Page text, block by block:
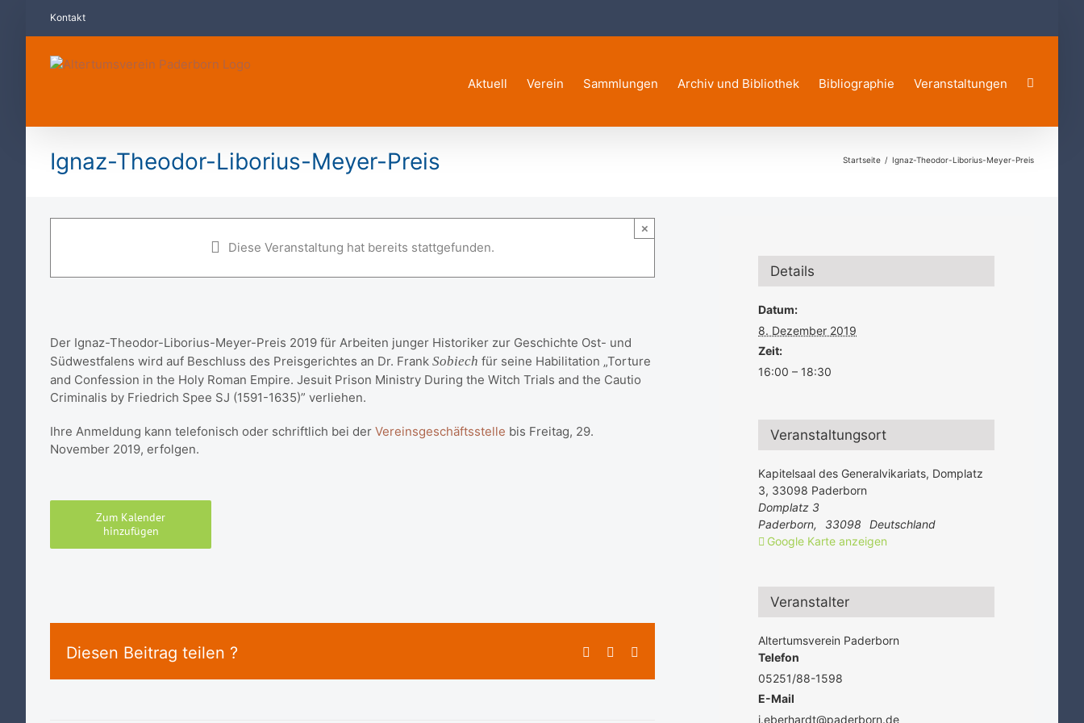
Kontakt
Aktuell Verein Sammlungen Archiv und Bibliothek Bibliographie Veranstaltungen
Ignaz-Theodor-Liborius-Meyer-Preis Startseite Ignaz-Theodor-Liborius-Meyer-Preis
Diese Veranstaltung hat bereits stattgefunden.
×
Ignaz-Theodor-Liborius-Meyer-Preis
8. Dezember 2019 ·16:00–18:30
Der Ignaz-Theodor-Liborius-Meyer-Preis 2019 für Arbeiten junger Historiker zur Geschichte Ost- und
Südwestfalens wird auf Beschluss des Preisgerichtes an Dr. Frank Sobiech für seine Habilitation „Torture
and Confession in the Holy Roman Empire. Jesuit Prison Ministry During the Witch Trials and the Cautio
Criminalis by Friedrich Spee SJ (1591-1635)” verliehen.
Ihre Anmeldung kann telefonisch oder schriftlich bei der Vereinsgeschäftsstelle bis Freitag, 29.
November 2019, erfolgen.
Zum Kalender
hinzufügen
Diesen Beitrag teilen ? Facebook
Details
Datum:
8. Dezember 2019
Zeit:
16:00 – 18:30
Veranstaltungsort
Kapitelsaal des Generalvikariats, Domplatz
3, 33098 Paderborn
Domplatz 3
Paderborn, 33098
Deutschland
Google Karte anzeigen
Veranstalter
Altertumsverein Paderborn
Telefon
05251/88-1598
E-Mail
j.eberhardt@paderborn.de